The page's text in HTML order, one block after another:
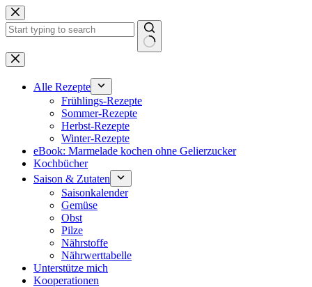
Zum
Inhalt
springen
Keine
Ergebnisse
Alle Rezepte
Frühlings-Rezepte
Sommer-Rezepte
Herbst-Rezepte
Winter-Rezepte
eBook: Marmelade kochen ohne Gelierzucker
Kochbücher
Saison & Zutaten
Saisonkalender
Gemüse
Obst
Pilze
Nährstoffe
Nährwerttabelle
Unterstütze mich
Kooperationen